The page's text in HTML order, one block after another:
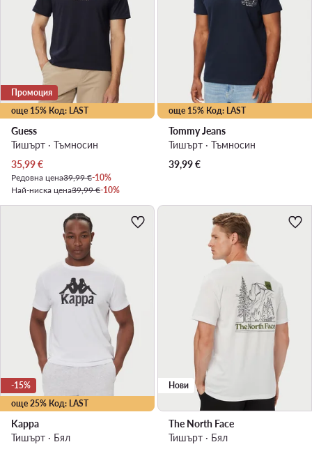
още 15% Код: LAST
Промоция
Guess
Тишърт · Тъмносин
Актуална цена
35,99€
Редовна цена39,99 €-10%
Най-ниска цена39,99 €-10%
още 15% Код: LAST
Tommy Jeans
Тишърт · Тъмносин
39,99€
още 25% Код: LAST
-15%
Kappa
Тишърт · Бял
Нови
The North Face
Тишърт · Бял